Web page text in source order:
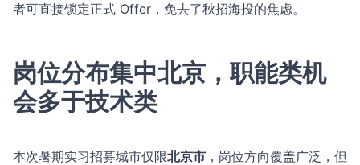
者可直接锁定正式 Offer，免去了秋招海投的焦虑。
岗位分布集中北京，职能类机
会多于技术类
本次暑期实习招募城市仅限北京市 ，岗位方向覆盖广泛，但